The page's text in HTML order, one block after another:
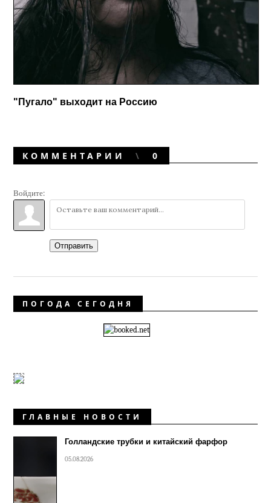
"Пугало" выходит на Россию
КОММЕНТАРИИ 0
Войдите:
Отправить
ПОГОДА СЕГОДНЯ
ГЛАВНЫЕ НОВОСТИ
Голландские трубки и китайский фарфор
05.08.2026